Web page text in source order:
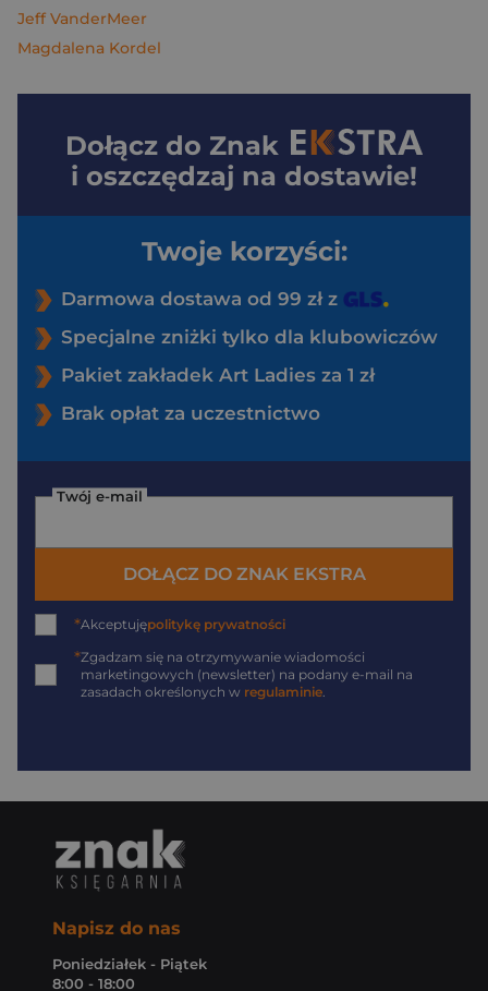
Jeff VanderMeer
Magdalena Kordel
Dołącz do Znak
i oszczędzaj na dostawie!
Twoje korzyści:
Darmowa dostawa od 99 zł z
Specjalne zniżki tylko dla klubowiczów
Pakiet zakładek Art Ladies za 1 zł
Brak opłat za uczestnictwo
Twój e-mail
DOŁĄCZ DO ZNAK EKSTRA
*Akceptujępolitykę prywatności
*Zgadzam się na otrzymywanie wiadomości
marketingowych (newsletter) na podany e-mail na
zasadach określonych w regulaminie.
Napisz do nas
Poniedziałek - Piątek
8:00 - 18:00